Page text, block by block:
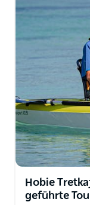
Hobie
geführte